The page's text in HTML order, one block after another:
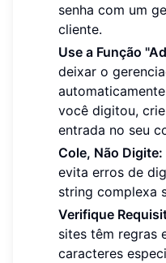
senha com um
cliente.
Use a Função
deixar o
você digitou,
entrada no seu
Cole, Não Digite:
evita erros de
string complexa
Verifique
sites têm regras
caracteres